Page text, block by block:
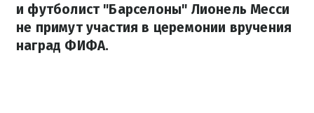
и футболист "Барселоны" Лионель Месси
не примут участия в церемонии вручения
наград ФИФА.